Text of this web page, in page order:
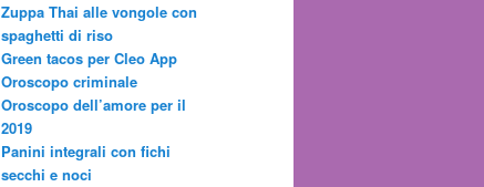
Zuppa Thai alle vongole con
spaghetti di riso
Green tacos per Cleo App
Oroscopo criminale
Oroscopo dell’amore per il
2019
Panini integrali con fichi
secchi e noci